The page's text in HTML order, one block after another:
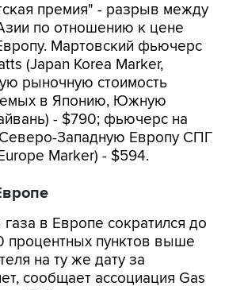
премия" - разрыв между
по отношению к цене
Мартовский фьючерс
(Japan Korea Marker,
рыночную стоимость
в Японию, Южную
- $790; фьючерс на
Западную Европу СПГ
Marker) - $594.
в Европе сократился до
процентных пунктов выше
на ту же дату за
сообщает ассоциация Gas